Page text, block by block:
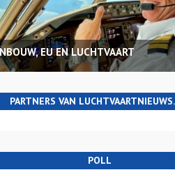
EU EN LUCHTVAART
PARTNERS VAN
POLL